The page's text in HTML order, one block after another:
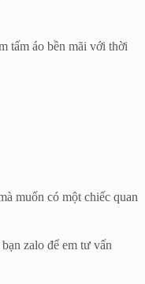
tấm áo bền mãi với thời
muốn có một chiếc quan
zalo để em tư vấn